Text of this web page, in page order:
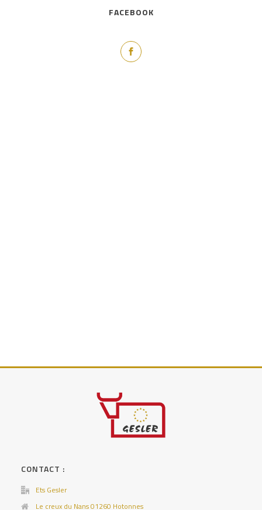
FACEBOOK
CONTACT :
Ets Gesler
Le creux du Nans 01260 Hotonnes